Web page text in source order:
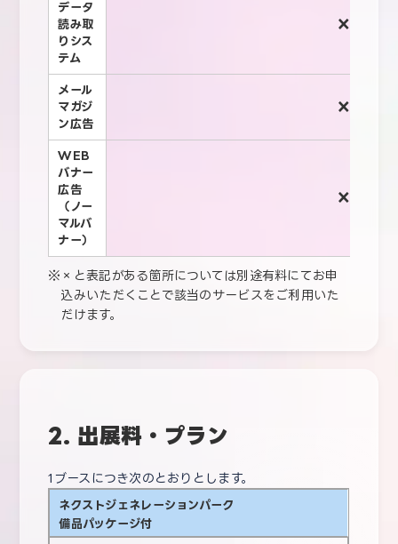
データ
読み取
りシス
テム
×
メール
マガジ
ン広告
×
WEB
バナー
広告
（ノー
マルバ
ナー）
×
×と表記がある箇所については別途有料にてお申
込みいただくことで該当のサービスをご利用いた
だけます。
2. 出展料・プラン
1ブースにつき次のとおりとします。
ネクストジェネレーションパーク
備品パッケージ付